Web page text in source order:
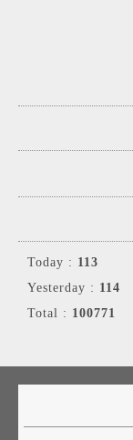
Today : 113
Yesterday : 114
Total : 100771